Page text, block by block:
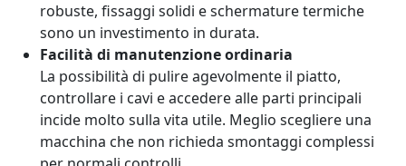
robuste, fissaggi solidi e schermature termiche
sono un investimento in durata.
Facilità di manutenzione ordinaria
La possibilità di pulire agevolmente il piatto,
controllare i cavi e accedere alle parti principali
incide molto sulla vita utile. Meglio scegliere una
macchina che non richieda smontaggi complessi